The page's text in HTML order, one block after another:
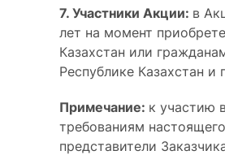
7. Участники Акции: в
лет на момент
Казахстан или
Республике Казахстан
Примечание: к участию
требованиям
представители